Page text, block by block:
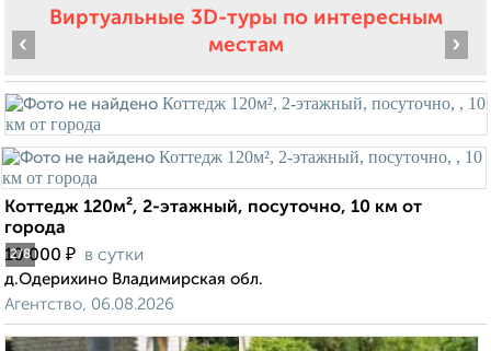
Виртуальные 3D-туры по интересным
местам
2/8
‹ ›
Коттедж 120м², 2-этажный, посуточно, 10 км от
города
10 000 ₽ в сутки
д.Одерихино Владимирская обл.
Агентство, 06.08.2026